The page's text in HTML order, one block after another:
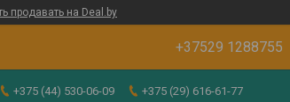
продавать на Deal.by
+37529 1288755
+375 (44) 530-06-09 +375 (29) 616-61-77